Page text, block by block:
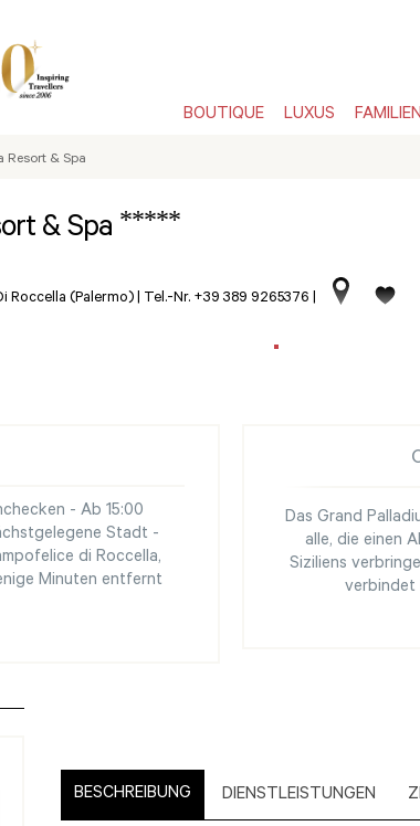
BOUTIQUE LUXUS FAMILIEN
Resort & Spa
& Spa *****
Roccella (Palermo) | Tel.-Nr. +39 389 9265376 |
- Ab 15:00
Stadt -
di Roccella,
Minuten entfernt
Das Grand
alle, die einen
Siziliens
verbindet
BESCHREIBUNG DIENSTLEISTUNGEN